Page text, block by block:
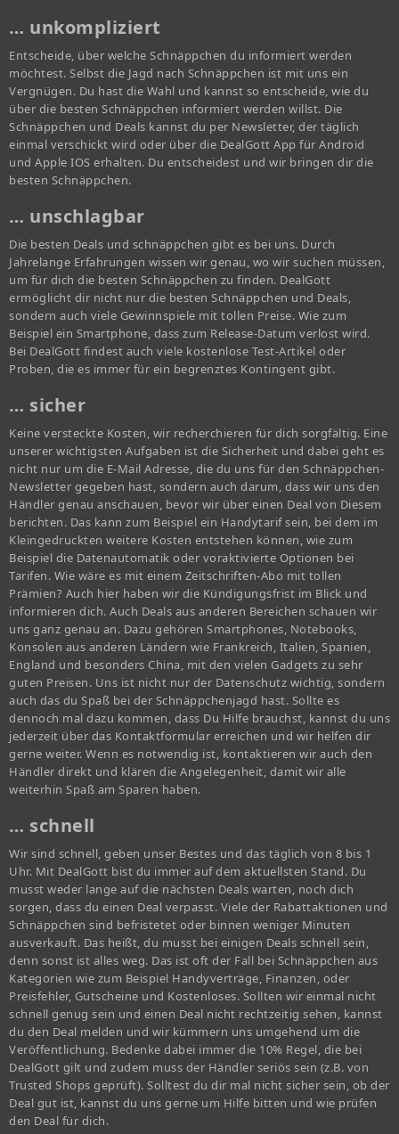
… unkompliziert
Entscheide, über welche Schnäppchen du informiert werden
möchtest. Selbst die Jagd nach Schnäppchen ist mit uns ein
Vergnügen. Du hast die Wahl und kannst so entscheide, wie du
über die besten Schnäppchen informiert werden willst. Die
Schnäppchen und Deals kannst du per Newsletter, der täglich
einmal verschickt wird oder über die DealGott App für Android
und Apple IOS erhalten. Du entscheidest und wir bringen dir die
besten Schnäppchen.
… unschlagbar
Die besten Deals und schnäppchen gibt es bei uns. Durch
Jahrelange Erfahrungen wissen wir genau, wo wir suchen müssen,
um für dich die besten Schnäppchen zu finden. DealGott
ermöglicht dir nicht nur die besten Schnäppchen und Deals,
sondern auch viele Gewinnspiele mit tollen Preise. Wie zum
Beispiel ein Smartphone, dass zum Release-Datum verlost wird.
Bei DealGott findest auch viele kostenlose Test-Artikel oder
Proben, die es immer für ein begrenztes Kontingent gibt.
… sicher
Keine versteckte Kosten, wir recherchieren für dich sorgfältig. Eine
unserer wichtigsten Aufgaben ist die Sicherheit und dabei geht es
nicht nur um die E-Mail Adresse, die du uns für den Schnäppchen-
Newsletter gegeben hast, sondern auch darum, dass wir uns den
Händler genau anschauen, bevor wir über einen Deal von Diesem
berichten. Das kann zum Beispiel ein Handytarif sein, bei dem im
Kleingedruckten weitere Kosten entstehen können, wie zum
Beispiel die Datenautomatik oder voraktivierte Optionen bei
Tarifen. Wie wäre es mit einem Zeitschriften-Abo mit tollen
Prämien? Auch hier haben wir die Kündigungsfrist im Blick und
informieren dich. Auch Deals aus anderen Bereichen schauen wir
uns ganz genau an. Dazu gehören Smartphones, Notebooks,
Konsolen aus anderen Ländern wie Frankreich, Italien, Spanien,
England und besonders China, mit den vielen Gadgets zu sehr
guten Preisen. Uns ist nicht nur der Datenschutz wichtig, sondern
auch das du Spaß bei der Schnäppchenjagd hast. Sollte es
dennoch mal dazu kommen, dass Du Hilfe brauchst, kannst du uns
jederzeit über das Kontaktformular erreichen und wir helfen dir
gerne weiter. Wenn es notwendig ist, kontaktieren wir auch den
Händler direkt und klären die Angelegenheit, damit wir alle
weiterhin Spaß am Sparen haben.
… schnell
Wir sind schnell, geben unser Bestes und das täglich von 8 bis 1
Uhr. Mit DealGott bist du immer auf dem aktuellsten Stand. Du
musst weder lange auf die nächsten Deals warten, noch dich
sorgen, dass du einen Deal verpasst. Viele der Rabattaktionen und
Schnäppchen sind befristetet oder binnen weniger Minuten
ausverkauft. Das heißt, du musst bei einigen Deals schnell sein,
denn sonst ist alles weg. Das ist oft der Fall bei Schnäppchen aus
Kategorien wie zum Beispiel Handyverträge, Finanzen, oder
Preisfehler, Gutscheine und Kostenloses. Sollten wir einmal nicht
schnell genug sein und einen Deal nicht rechtzeitig sehen, kannst
du den Deal melden und wir kümmern uns umgehend um die
Veröffentlichung. Bedenke dabei immer die 10% Regel, die bei
DealGott gilt und zudem muss der Händler seriös sein (z.B. von
Trusted Shops geprüft). Solltest du dir mal nicht sicher sein, ob der
Deal gut ist, kannst du uns gerne um Hilfe bitten und wie prüfen
den Deal für dich.